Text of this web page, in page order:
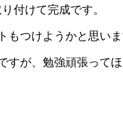
付けて完成です。
もつけようかと思いま
すが、勉強頑張って